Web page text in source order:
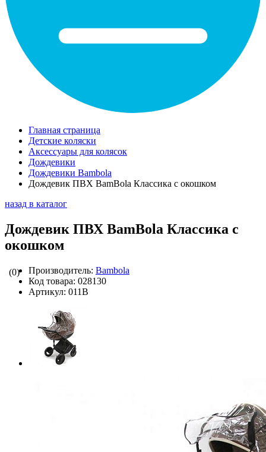
Главная страница
Детские коляски
Аксессуары для колясок
Дождевики
Дождевики Bambola
Дождевик ПВХ BamBola Классика с окошком
назад в каталог
Дождевик ПВХ BamBola Классика с
окошком
(0) Производитель: Bambola
Код товара: 028130
Артикул: 011В